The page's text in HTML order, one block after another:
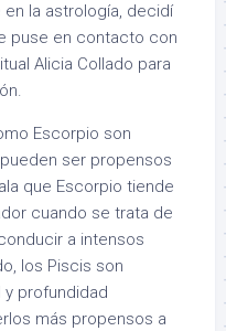
la astrología, decidí
puse en contacto con
Alicia Collado para
Escorpio son
ser propensos
que Escorpio tiende
cuando se trata de
a intensos
los Piscis son
profundidad
más propensos a